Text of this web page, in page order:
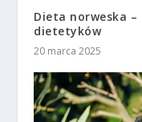
Dieta norweska
dietetyków
20 marca 2025